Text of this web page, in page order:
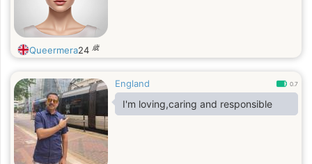
Queermera24 歳
England 0.7
I'm loving,caring and responsible